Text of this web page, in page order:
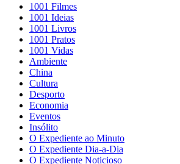
1001 Filmes
1001 Ideias
1001 Livros
1001 Pratos
1001 Vidas
Ambiente
China
Cultura
Desporto
Economia
Eventos
Insólito
O Expediente ao Minuto
O Expediente Dia-a-Dia
O Expediente Noticioso